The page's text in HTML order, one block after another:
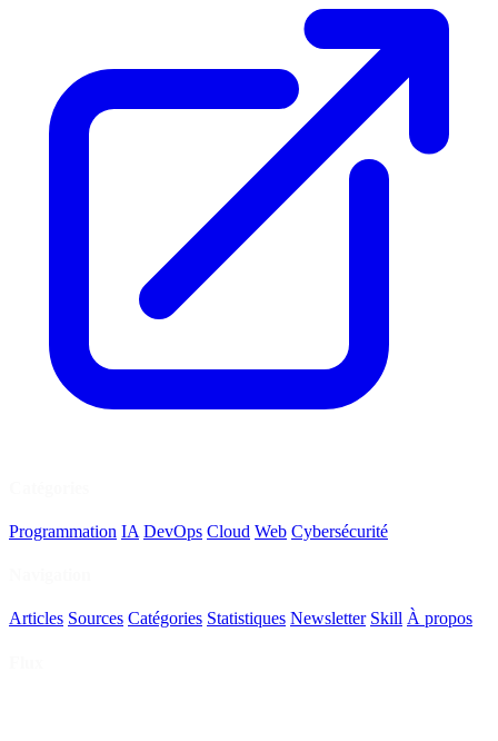
Programmation IA DevOps Cloud Web Cybersécurité
Articles Sources Catégories Statistiques Newsletter Skill À propos